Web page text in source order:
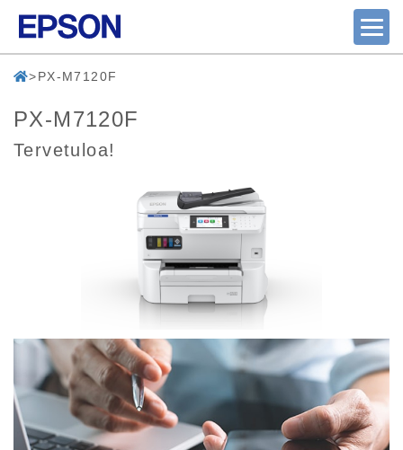
PX-M7120F
PX-M7120F
Tervetuloa!